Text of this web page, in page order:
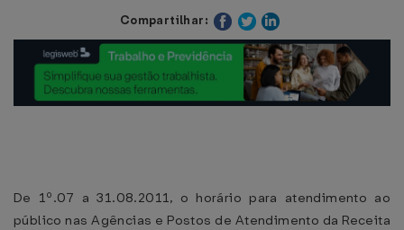
Compartilhar:
De 1º.07 a 31.08.2011, o horário para atendimento ao
público nas Agências e Postos de Atendimento da Receita